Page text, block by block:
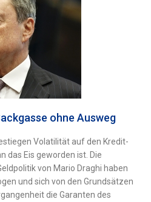
ohne Ausweg
Volatilität auf den Kredit-
das Eis geworden ist. Die
von Mario Draghi haben
und sich von den Grundsätzen
die Garanten des